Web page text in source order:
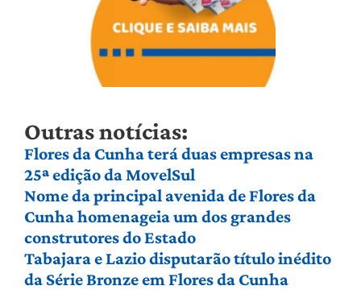
Outras notícias:
Flores da Cunha terá duas empresas na
25ª edição da MovelSul
Nome da principal avenida de Flores da
Cunha homenageia um dos grandes
construtores do Estado
Tabajara e Lazio disputarão título inédito
da Série Bronze em Flores da Cunha